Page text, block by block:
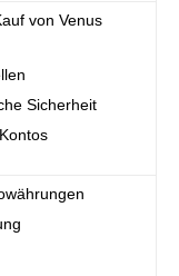
von Venus
Sicherheit